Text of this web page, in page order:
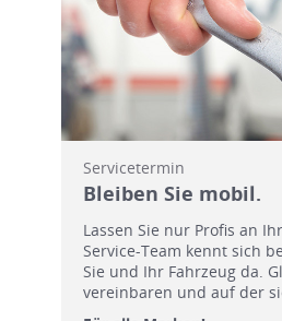
Servicetermin
Bleiben Sie mobil.
Lassen Sie nur Profis an
Service-Team kennt sich
Sie und Ihr Fahrzeug da.
vereinbaren und auf der